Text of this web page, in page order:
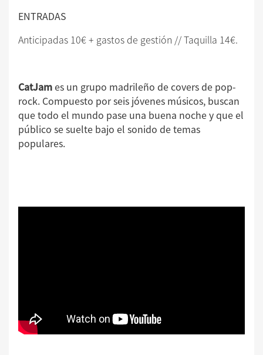
ENTRADAS
Anticipadas 10€ + gastos de gestión // Taquilla 14€.
CatJames un grupo madrileño de covers de pop-
rock. Compuesto por seis jóvenes músicos, buscan
que todo el mundo pase una buena noche y que el
público se suelte bajo el sonido de temas
populares.